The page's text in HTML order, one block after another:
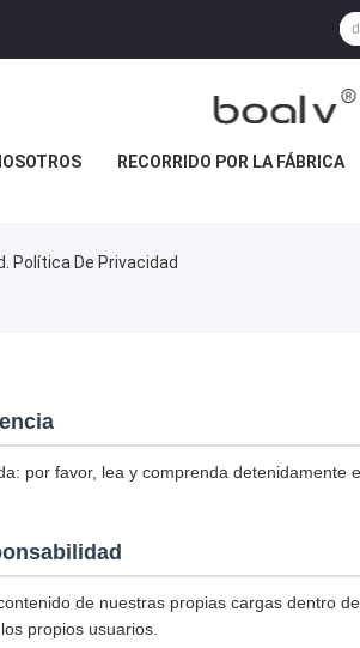
RECORRIDO POR LA FÁBRICA
Política De Privacidad
por favor, lea y comprenda detenidamente
de nuestras propias cargas dentro
propios usuarios.